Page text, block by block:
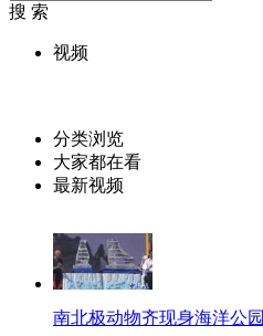
搜 索
视频
分类浏览
大家都在看
最新视频
南北极动物齐现身海洋公园